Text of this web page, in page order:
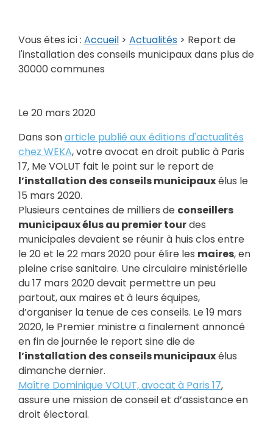
Vous êtes ici : Accueil> Actualités> Report de
l'installation des conseils municipaux dans plus de
30000 communes
Le20 mars 2020
Dans sonarticle publié aux éditions d'actualités
chez WEKA, votre avocat en droit public à Paris
17, Me VOLUT fait le point sur le report de
l’installation des conseils municipauxélus le
15 mars 2020.
Plusieurs centaines de milliers de conseillers
municipaux élus au premier tourdes
municipales devaient se réunir à huis clos entre
le 20 et le 22 mars 2020 pour élire les maires, en
pleine crise sanitaire. Une circulaire ministérielle
du 17 mars 2020 devait permettre un peu
partout, aux maires et à leurs équipes,
d’organiser la tenue de ces conseils. Le 19 mars
2020, le Premier ministre a finalement annoncé
en fin de journée le report sine die de
l’installation des conseils municipauxélus
dimanche dernier.
Maître Dominique VOLUT, avocat à Paris 17,
assure une mission de conseil et d’assistance en
droit électoral.